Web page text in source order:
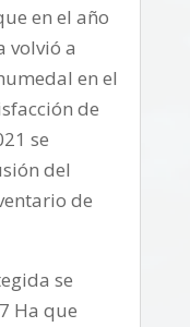
en el año
volvió a
en el
de
se
del
de
se
Ha que